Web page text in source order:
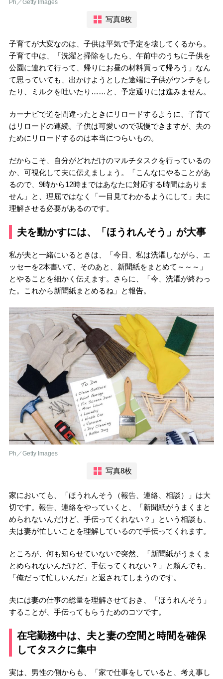
Ph／Getty Images
写真8枚
子育てが大変なのは、子供は平気で予定を壊してくるから。
子育て中は、「洗濯と掃除をしたら、午前中のうちに子供を
公園に連れて行って、帰りにお昼の材料買って帰ろう」なん
て思っていても、出かけようとした途端に子供がウンチをし
たり、ミルクを吐いたり……と、予定通りには進みません。
カーナビで道を間違ったときにリロードするように、子育て
はリロードの連続。子供は可愛いので我慢できますが、夫の
ためにリロードするのは本当につらいもの。
だからこそ、自分がどれだけのマルチタスクを行っているの
か、可視化して夫に伝えましょう。「こんなにやることがあ
るので、9時から12時まではあなたに対応する時間はありま
せん」と、理屈ではなく「一目見てわかるようにして」夫に
理解させる必要があるのです。
夫を動かすには、「ほうれんそう」が大事
私が夫と一緒にいるときは、「今日、私は洗濯しながら、エ
ッセーを2本書いて、そのあと、新聞紙をまとめて～～～」
とやることを細かく伝えます。さらに、「今、洗濯が終わっ
た。これから新聞紙まとめるね」と報告。
Ph／Getty Images
写真8枚
家においても、「ほうれんそう（報告、連絡、相談）」は大
切です。報告、連絡をやっていくと、「新聞紙がうまくまと
められないんだけど、手伝ってくれない？」という相談も、
夫は妻が忙しいことを理解しているので手伝ってくれます。
ところが、何も知らせていないで突然、「新聞紙がうまくま
とめられないんだけど、手伝ってくれない？」と頼んでも、
「俺だって忙しいんだ」と返されてしまうのです。
夫には妻の仕事の総量を理解させておき、「ほうれんそう」
することが、手伝ってもらうためのコツです。
在宅勤務中は、夫と妻の空間と時間を確保
してタスクに集中
実は、男性の側からも、「家で仕事をしていると、考え事し